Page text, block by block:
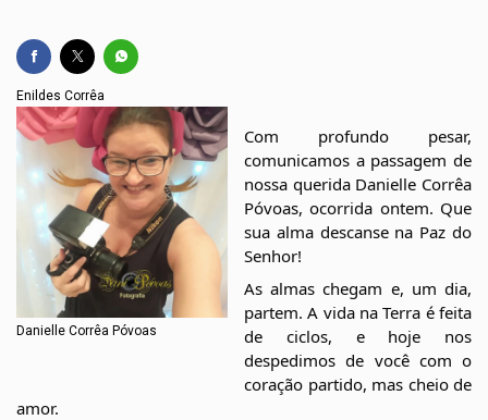
Enildes Corrêa
Danielle Corrêa Póvoas
Com profundo pesar,
comunicamos a passagem de
nossa querida Danielle Corrêa
Póvoas, ocorrida ontem. Que
sua alma descanse na Paz do
Senhor!
As almas chegam e, um dia,
partem. A vida na Terra é feita
de ciclos, e hoje nos
despedimos de você com o
coração partido, mas cheio de
amor.